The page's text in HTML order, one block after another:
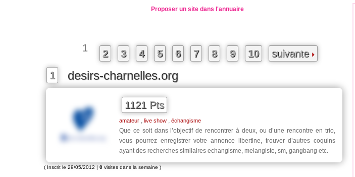
Proposer un site dans l'annuaire
1 2 3 4 5 6 7 8 9 10
suivante
1
desirs-charnelles.org
1121 Pts
amateur , live show , échangisme
Que ce soit dans l’objectif de rencontrer à deux, ou d’une rencontre en trio,
vous pourrez enregistrer votre annonce libertine, trouver d’autres coquins
ayant des recherches similaires echangisme, melangiste, sm, gangbang etc.
( Inscrit le 29/05/2012 | 0 visites dans la semaine )